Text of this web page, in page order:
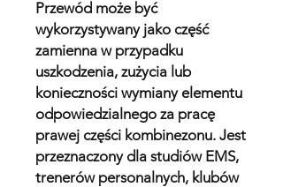
Przewód może być
wykorzystywany jako część
zamienna w przypadku
uszkodzenia, zużycia lub
konieczności wymiany elementu
odpowiedzialnego za pracę
prawej części kombinezonu. Jest
przeznaczony dla studiów EMS,
trenerów personalnych, klubów